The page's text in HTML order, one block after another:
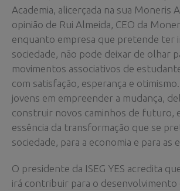
Academia, alicerçada na sua Moneris
opinião de Rui Almeida, CEO da
enquanto empresa que pretende ter
sociedade, não pode deixar de olhar
movimentos associativos de
com satisfação, esperança e
jovens em empreender a mudança,
construir novos caminhos de futuro,
essência da transformação que se
sociedade, para a economia e para as
O presidente da ISEG YES acredita
irá contribuir para o desenvolvimento